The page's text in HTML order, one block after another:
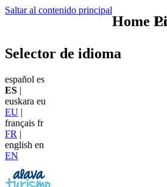
Saltar al contenido principal
Selector de idioma
español es
ES |
euskara eu
EU |
français fr
FR |
english en
EN
Home